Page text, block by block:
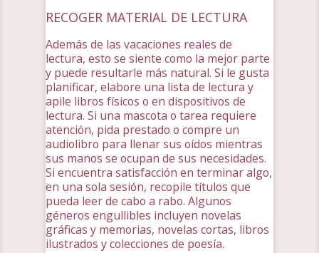
RECOGER MATERIAL DE LECTURA
Además de las vacaciones reales de
lectura, esto se siente como la mejor parte
y puede resultarle más natural. Si le gusta
planificar, elabore una lista de lectura y
apile libros físicos o en dispositivos de
lectura. Si una mascota o tarea requiere
atención, pida prestado o compre un
audiolibro para llenar sus oídos mientras
sus manos se ocupan de sus necesidades.
Si encuentra satisfacción en terminar algo,
en una sola sesión, recopile títulos que
pueda leer de cabo a rabo. Algunos
géneros engullibles incluyen novelas
gráficas y memorias, novelas cortas, libros
ilustrados y colecciones de poesía.